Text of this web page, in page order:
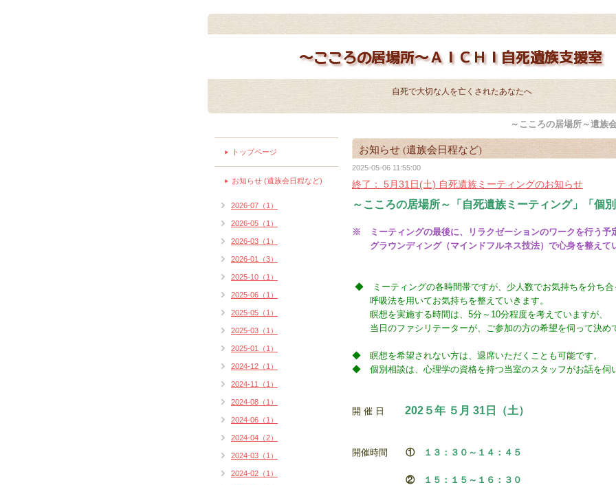
自死で大切な人を亡くされたあなたへ
～こころの居場所～遺族
お知らせ (遺族会日程など)
2025-05-06 11:55:00
終了： 5月31日(土) 自死遺族ミーティングのお知らせ
～こころの居場所～「自死遺族ミーティング」「個別
※ ミーティングの最後に、リラクゼーションのワークを行う予
グラウンディング（マインドフルネス技法）で心身を整えて
◆ ミーティングの各時間帯ですが、少人数でお気持ちを分ち合
呼吸法を用いてお気持ちを整えていきます。
瞑想を実施する時間は、5分～10分程度を考えていますが、
当日のファシリテーターが、ご参加の方の希望を伺って決め
◆ 瞑想を希望されない方は、退席いただくことも可能です。
◆ 個別相談は、心理学の資格を持つ当室のスタッフがお話を伺
開 催 日 202５年 ５月 31日（土）
開催時間 ① １３：３０～１４：４５
② １５：１５ ～１６：３０
トップページ
お知らせ (遺族会日程など)
2026-07（1）
2026-05（1）
2026-03（1）
2026-01（3）
2025-10（1）
2025-06（1）
2025-05（1）
2025-03（1）
2025-01（1）
2024-12（1）
2024-11（1）
2024-08（1）
2024-06（1）
2024-04（2）
2024-03（1）
2024-02（1）